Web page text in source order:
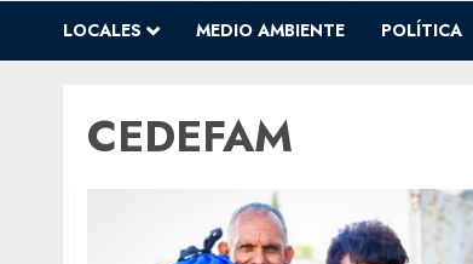
LOCALES MEDIO AMBIENTE POLÍTICA
CEDEFAM